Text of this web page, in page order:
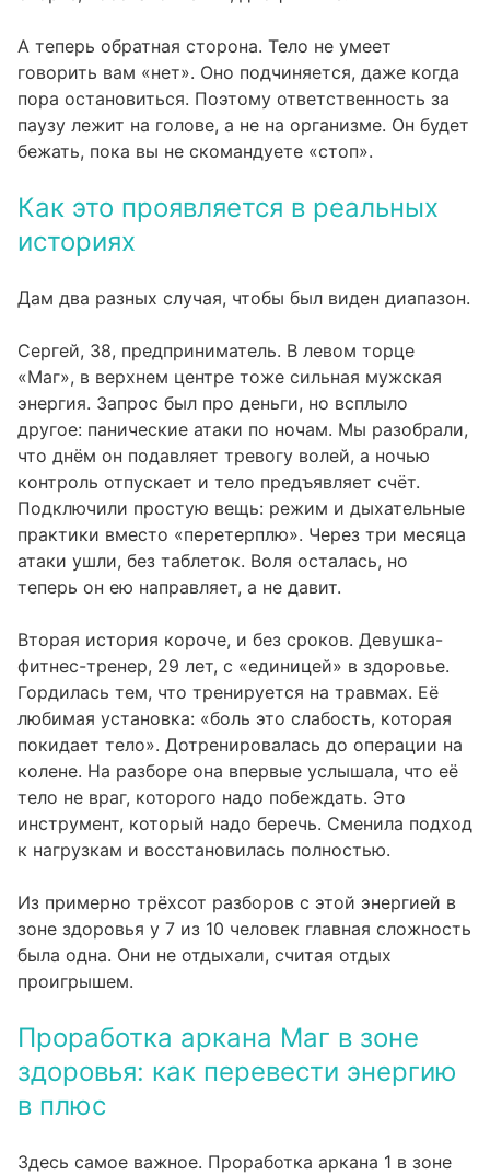
А теперь обратная сторона. Тело не умеет
говорить вам «нет». Оно подчиняется, даже когда
пора остановиться. Поэтому ответственность за
паузу лежит на голове, а не на организме. Он будет
бежать, пока вы не скомандуете «стоп».
Как это проявляется в реальных
историях
Дам два разных случая, чтобы был виден диапазон.
Сергей, 38, предприниматель. В левом торце
«Маг», в верхнем центре тоже сильная мужская
энергия. Запрос был про деньги, но всплыло
другое: панические атаки по ночам. Мы разобрали,
что днём он подавляет тревогу волей, а ночью
контроль отпускает и тело предъявляет счёт.
Подключили простую вещь: режим и дыхательные
практики вместо «перетерплю». Через три месяца
атаки ушли, без таблеток. Воля осталась, но
теперь он ею направляет, а не давит.
Вторая история короче, и без сроков. Девушка-
фитнес-тренер, 29 лет, с «единицей» в здоровье.
Гордилась тем, что тренируется на травмах. Её
любимая установка: «боль это слабость, которая
покидает тело». Дотренировалась до операции на
колене. На разборе она впервые услышала, что её
тело не враг, которого надо побеждать. Это
инструмент, который надо беречь. Сменила подход
к нагрузкам и восстановилась полностью.
Из примерно трёхсот разборов с этой энергией в
зоне здоровья у 7 из 10 человек главная сложность
была одна. Они не отдыхали, считая отдых
проигрышем.
Проработка аркана Маг в зоне
здоровья: как перевести энергию
в плюс
Здесь самое важное. Проработка аркана 1 в зоне